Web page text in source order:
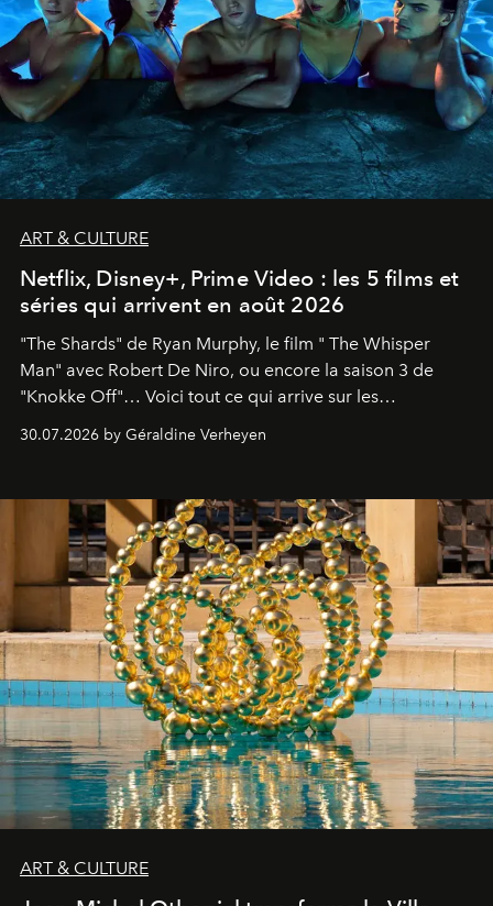
ART & CULTURE
Netflix, Disney+, Prime Video : les 5 films et
séries qui arrivent en août 2026
"The Shards" de Ryan Murphy, le film " The Whisper
Man" avec Robert De Niro, ou encore la saison 3 de
"Knokke Off"… Voici tout ce qui arrive sur les
plateformes de streaming en août 2026.
30.07.2026 by Géraldine Verheyen
ART & CULTURE